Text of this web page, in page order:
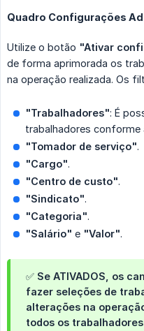
Quadro Configurações
Utilize o botão "Ativar
de forma aprimorada os
na operação realizada. Os
"Trabalhadores": É
trabalhadores conforme
"Tomador de serviço".
"Cargo".
"Centro de custo".
"Sindicato".
"Categoria".
"Salário" e "Valor".
✅ Se ATIVADOS , os
fazer seleções de
alterações na
todos os